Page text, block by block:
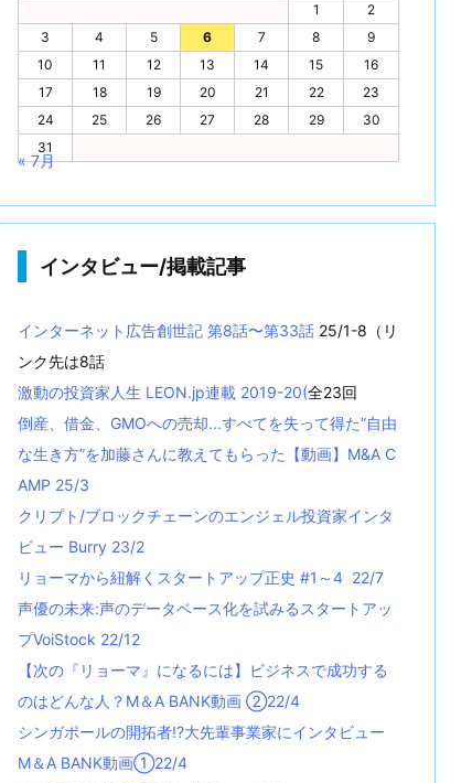
1
2
3
4 5 6 7 8
9
10
11 12 13 14 15
16
17
18 19 20 21 22
23
24
25 26 27 28 29
30
31
« 7月
インタビュー/掲載記事
インターネット広告創世記 第8話〜第33話 25/1-8（リ
ンク先は8話
激動の投資家人生 LEON.jp連載 2019-20(全23回
倒産、借金、GMOへの売却...すべてを失って得た”自由
な生き方”を加藤さんに教えてもらった【動画】M&A C
AMP 25/3
クリプト/ブロックチェーンのエンジェル投資家インタ
ビュー Burry 23/2
リョーマから紐解くスタートアップ正史 #1～4 22/7
声優の未来:声のデータベース化を試みるスタートアッ
プVoiStock 22/12
【次の『リョーマ』になるには】ビジネスで成功する
のはどんな人？M＆A BANK動画 ②22/4
シンガポールの開拓者!?大先輩事業家にインタビュー
M＆A BANK動画①22/4